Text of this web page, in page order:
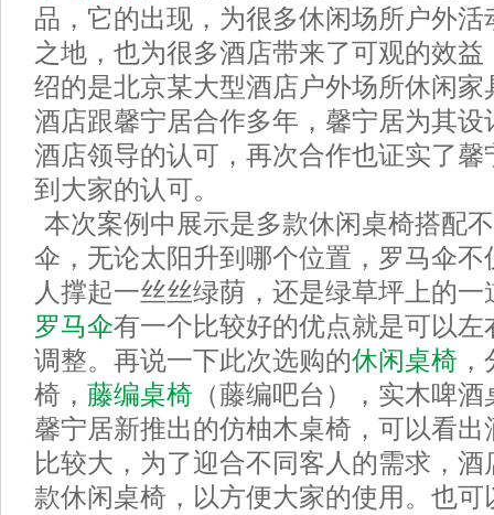
品，它的出现，为很多休闲场所户外
之地，也为很多酒店带来了可观的效
绍的是北京某大型酒店户外场所休闲家
酒店跟馨宁居合作多年，馨宁居为其设
酒店领导的认可，再次合作也证实了馨
到大家的认可。
本次案例中展示是多款休闲桌椅搭配
伞，无论太阳升到哪个位置，罗马伞不
人撑起一丝丝绿荫，还是绿草坪上的
罗马伞有一个比较好的优点就是可以左
调整。再说一下此次选购的休闲桌椅
椅， 藤编桌椅 （藤编吧台），实木啤
馨宁居新推出的仿柚木桌椅，可以看
比较大，为了迎合不同客人的需求，
款休闲桌椅，以方便大家的使用。也